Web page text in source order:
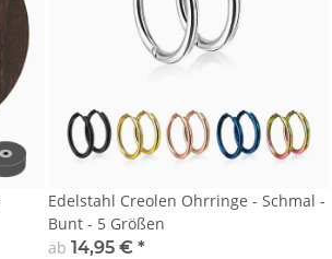
Edelstahl Creolen Ohrringe - Schmal -
Bunt - 5 Größen
ab14,95 €*